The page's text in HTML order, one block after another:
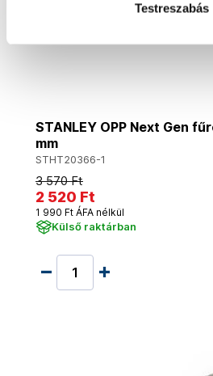
Testreszabás
STANLEY OPP Next Gen
mm
STHT20366-1
3 570 Ft
2 520 Ft
1 990 Ft ÁFA nélkül
Külső raktárban